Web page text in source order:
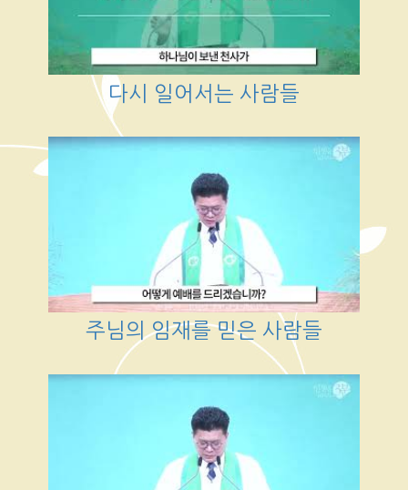
다시 일어서는 사람들
주님의 임재를 믿은 사람들